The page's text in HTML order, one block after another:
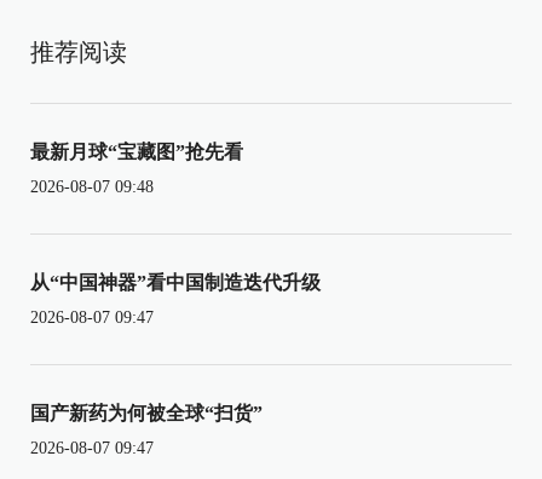
推荐阅读
最新月球“宝藏图”抢先看
2026-08-07 09:48
从“中国神器”看中国制造迭代升级
2026-08-07 09:47
国产新药为何被全球“扫货”
2026-08-07 09:47